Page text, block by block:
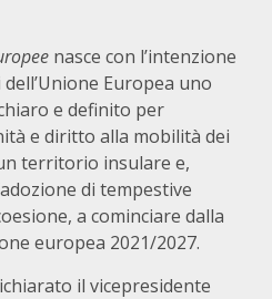
nasce con l’intenzione
Europea uno
e definito per
e diritto alla mobilità dei
territorio insulare e,
di tempestive
a cominciare dalla
europea 2021/2027.
il vicepresidente